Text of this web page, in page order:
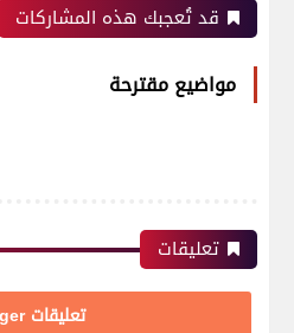
قد تُعجبك هذه المشاركات
مواضيع مقترحة
تعليقات
تعليقات Blogger